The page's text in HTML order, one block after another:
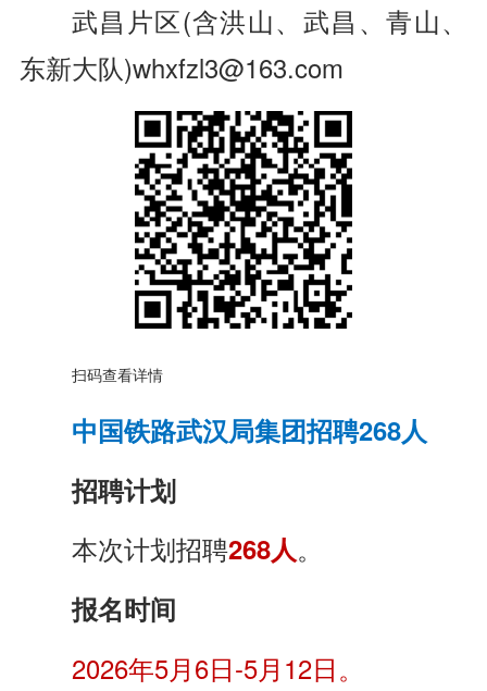
武昌片区(含洪山、武昌、青山、
东新大队)whxfzl3@163.com
扫码查看详情
中国铁路武汉局集团招聘268人
招聘计划
本次计划招聘268人。
报名时间
2026年5月6日-5月12日。